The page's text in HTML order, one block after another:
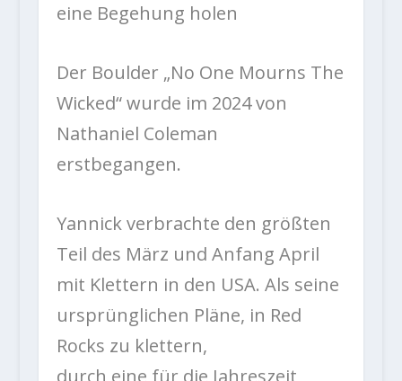
eine Begehung holen
Der Boulder „No One Mourns The
Wicked“ wurde im 2024 von
Nathaniel Coleman
erstbegangen.
Yannick verbrachte den größten
Teil des März und Anfang April
mit Klettern in den USA. Als seine
ursprünglichen Pläne, in Red
Rocks zu klettern,